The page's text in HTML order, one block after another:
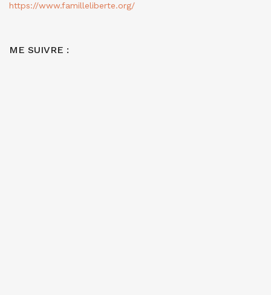
https://www.familleliberte.org/
ME SUIVRE :